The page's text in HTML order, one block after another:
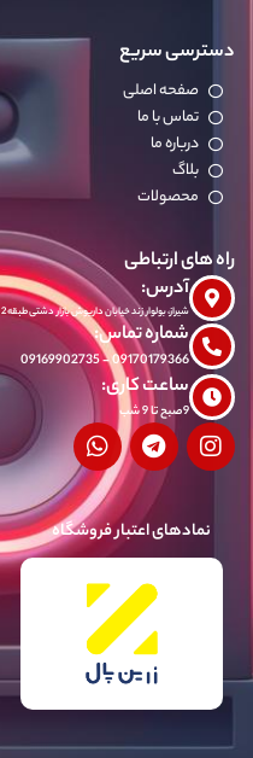
نمادهای اعتبار فروشگاه
دسترسی سریع
صفحه اصلی
تماس با ما
درباره ما
بلاگ
محصولات
راه های ارتباطی
آدرس:
شیراز، بولوار زند خیابان داریوش بازار دشتی طبقه 2 پلاک 47s
شماره تماس:
09170179366 - 09169902735
ساعت کاری:
9صبح تا 9 شب